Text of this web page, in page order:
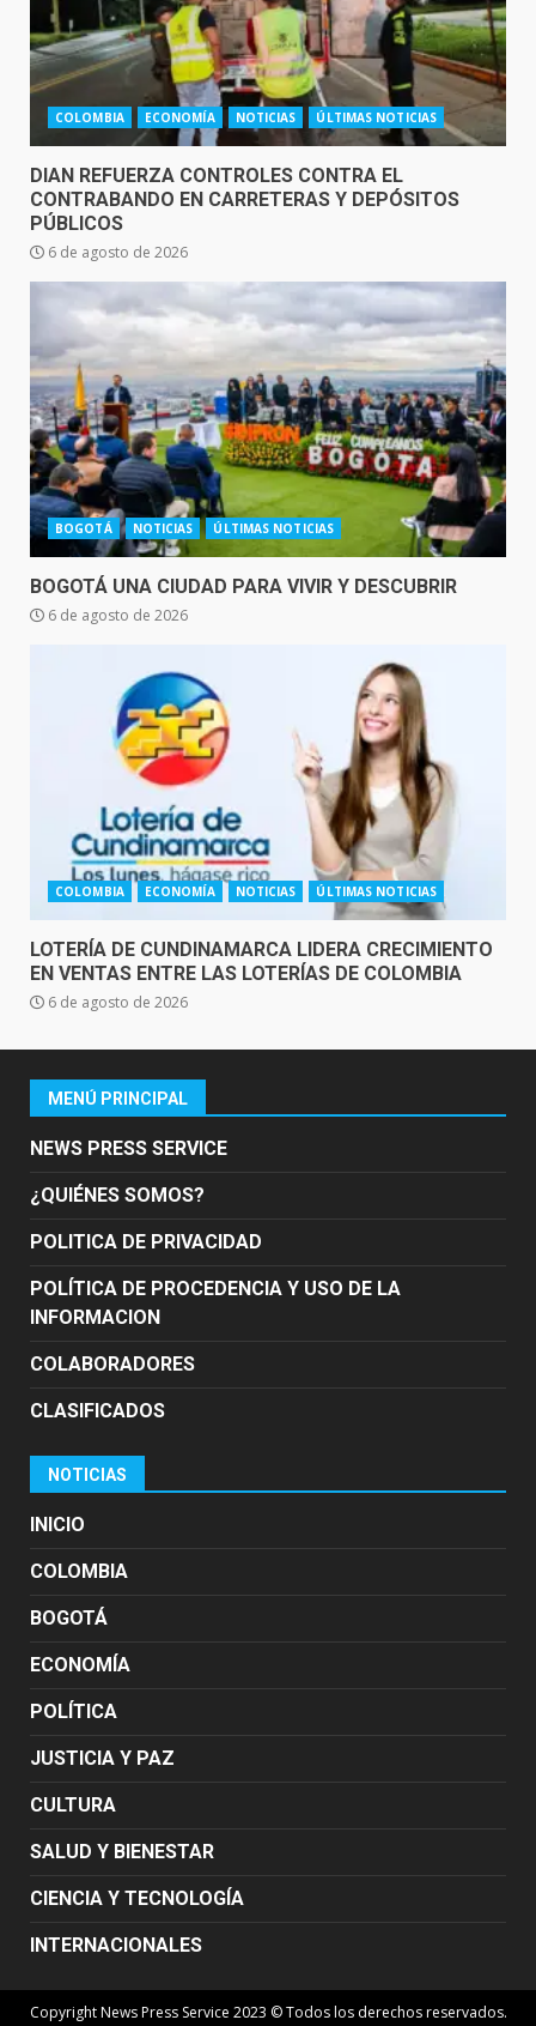
COLOMBIA ECONOMÍA NOTICIAS ÚLTIMAS NOTICIAS
DIAN REFUERZA CONTROLES CONTRA EL
CONTRABANDO EN CARRETERAS Y DEPÓSITOS
PÚBLICOS
6 de agosto de 2026
BOGOTÁ NOTICIAS ÚLTIMAS NOTICIAS
BOGOTÁ UNA CIUDAD PARA VIVIR Y DESCUBRIR
6 de agosto de 2026
COLOMBIA ECONOMÍA NOTICIAS ÚLTIMAS NOTICIAS
LOTERÍA DE CUNDINAMARCA LIDERA CRECIMIENTO
EN VENTAS ENTRE LAS LOTERÍAS DE COLOMBIA
6 de agosto de 2026
MENÚ PRINCIPAL
NEWS PRESS SERVICE
¿QUIÉNES SOMOS?
POLITICA DE PRIVACIDAD
POLÍTICA DE PROCEDENCIA Y USO DE LA
INFORMACION
COLABORADORES
CLASIFICADOS
NOTICIAS
INICIO
COLOMBIA
BOGOTÁ
ECONOMÍA
POLÍTICA
JUSTICIA Y PAZ
CULTURA
SALUD Y BIENESTAR
CIENCIA Y TECNOLOGÍA
INTERNACIONALES
Copyright News Press Service 2023 © Todos los derechos reservados.